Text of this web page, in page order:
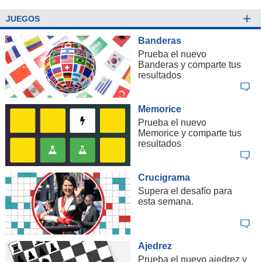
JUEGOS +
Banderas
Prueba el nuevo
Banderas y comparte tus
resultados
Memorice
Prueba el nuevo
Memorice y comparte tus
resultados
Crucigrama
Supera el desafío para
esta semana.
Ajedrez
Prueba el nuevo ajedrez y